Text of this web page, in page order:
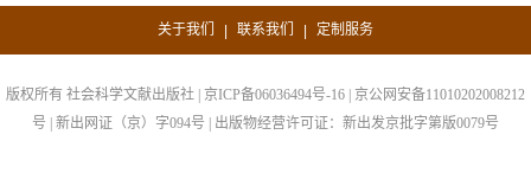
关于我们 | 联系我们 | 定制服务
版权所有 社会科学文献出版社 | 京ICP备06036494号-16 | 京公网安备11010202008212
号 | 新出网证（京）字094号 | 出版物经营许可证：新出发京批字第版0079号